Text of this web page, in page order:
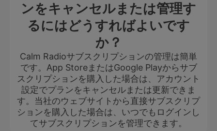
ンをキャンセルまたは管理す
るにはどうすればよいです
か？
Calm Radioサブスクリプションの管理は簡単
です。App StoreまたはGoogle Playからサブ
スクリプションを購入した場合は、アカウント
設定でプランをキャンセルまたは更新できま
す。当社のウェブサイトから直接サブスクリプ
ションを購入した場合は、いつでもログインし
てサブスクリプションを管理できます。